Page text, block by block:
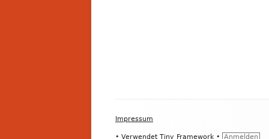
Inhalt
Impressum
• Verwendet Tiny Framework • Anmelden